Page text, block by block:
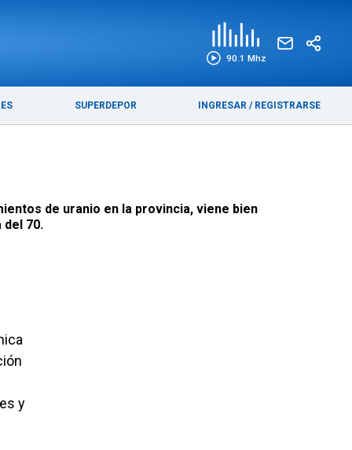
90.1 Mhz
SUPERDEPOR INGRESAR / REGISTRARSE
de uranio en la provincia, viene bien
70.
y